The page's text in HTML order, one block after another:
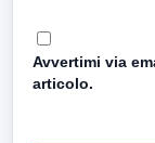
Avvertimi via
articolo.